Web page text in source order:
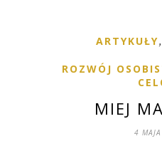
ARTYKUŁY,
ROZWÓJ
MIEJ
4